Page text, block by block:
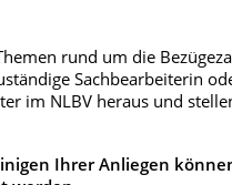
rund um die
Sachbearbeiterin
im NLBV heraus und
Ihrer Anliegen